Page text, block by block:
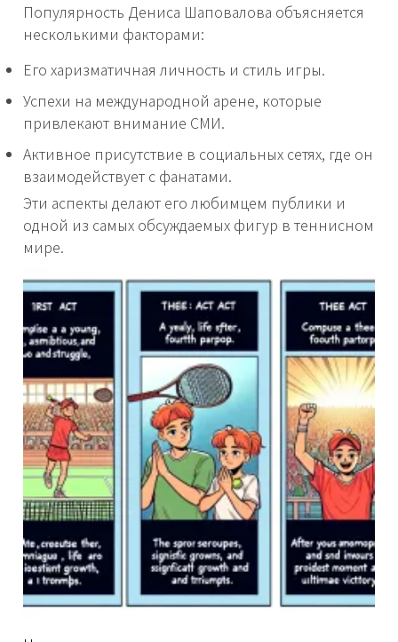
Популярность Дениса Шаповалова объясняется
несколькими факторами:
Его харизматичная личность и стиль игры.
Успехи на международной арене, которые
привлекают внимание СМИ.
Активное присутствие в социальных сетях, где он
взаимодействует с фанатами.
Эти аспекты делают его любимцем публики и
одной из самых обсуждаемых фигур в теннисном
мире.